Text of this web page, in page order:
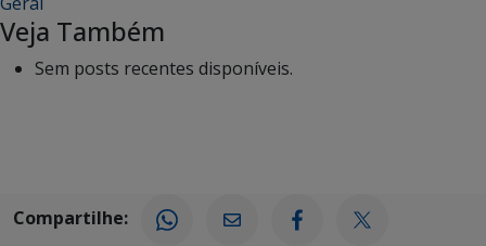
Veja Também
Sem posts recentes disponíveis.
Compartilhe: